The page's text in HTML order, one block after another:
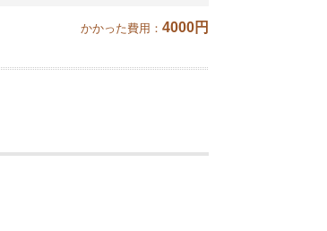
かかった費用： 4000円